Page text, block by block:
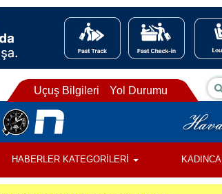
Uçuş Bilgileri Yol Durumu
HABERLER KATEGORİLERİ KADINCA